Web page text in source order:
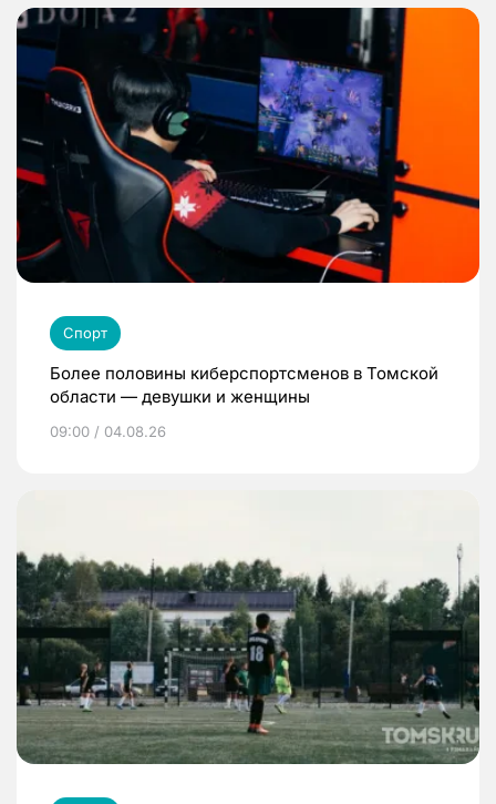
Спорт
Более половины киберспортсменов в Томской
области — девушки и женщины
09:00 / 04.08.26